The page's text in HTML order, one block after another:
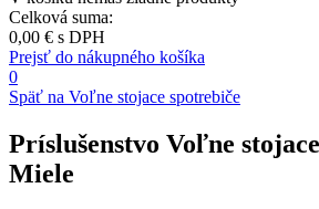
Celková suma:
0,00 € s DPH
Prejsť do nákupného košíka
0
Späť na Voľne stojace spotrebiče
Príslušenstvo Voľne
Miele